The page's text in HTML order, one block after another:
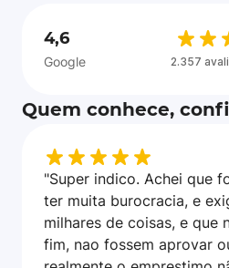
4,6
Google 2.357
Quem conhece,
"Super indico. Achei que
ter muita burocracia, e
milhares de coisas, e que
fim, nao fossem aprovar